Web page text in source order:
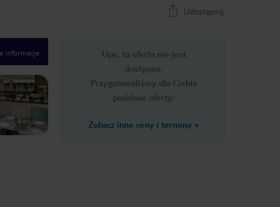
Udostępnij
Ups, ta oferta nie jest
dostępna.
Przygotowaliśmy dla Ciebie
podobne oferty:
Zobacz inne ceny i terminy »
informacje
Next slide
1 /24